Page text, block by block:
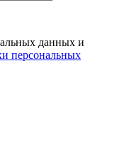
данных и
персональных